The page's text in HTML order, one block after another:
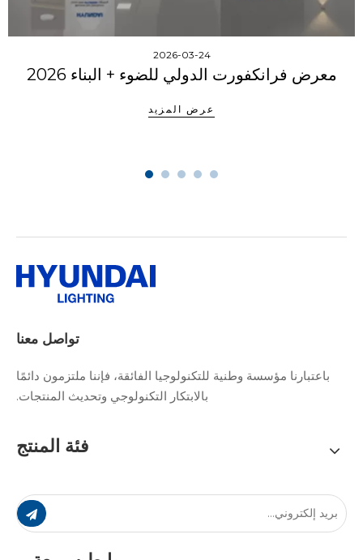
2026-03-24
معرض فرانكفورت الدولي للضوء + البناء 2026
عرض المزيد
تواصل معنا
باعتبارنا مؤسسة وطنية للتكنولوجيا الفائقة، فإننا ملتزمون دائمًا
بالابتكار التكنولوجي وتحديث المنتجات.
فئة المنتج